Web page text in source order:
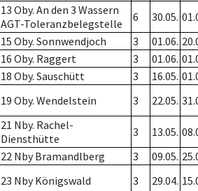
13 Oby. An den 3 Wassern
AGT-Toleranzbelegstelle
6 30.05.
15 Oby. Sonnwendjoch 3 01.06.
16 Oby. Raggert 3 01.06.
18 Oby. Sauschütt 3 16.05.
19 Oby. Wendelstein 3 22.05.
21 Nby. Rachel-
Diensthütte
3 13.05.
22 Nby Bramandlberg 3 09.05.
23 Nby Königswald 3 29.04.